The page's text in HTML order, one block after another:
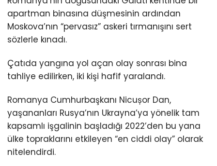
apartman binasına düşmesinin ardından
Moskova’nın “pervasız” askeri tırmanışını sert
sözlerle kınadı.
Çatıda yangına yol açan olay sonrası bina
tahliye edilirken, iki kişi hafif yaralandı.
Romanya Cumhurbaşkanı Nicușor Dan,
yaşananları Rusya’nın Ukrayna’ya yönelik tam
kapsamlı işgalinin başladığı 2022’den bu yana
ülke topraklarını etkileyen “en ciddi olay” olarak
nitelendirdi.